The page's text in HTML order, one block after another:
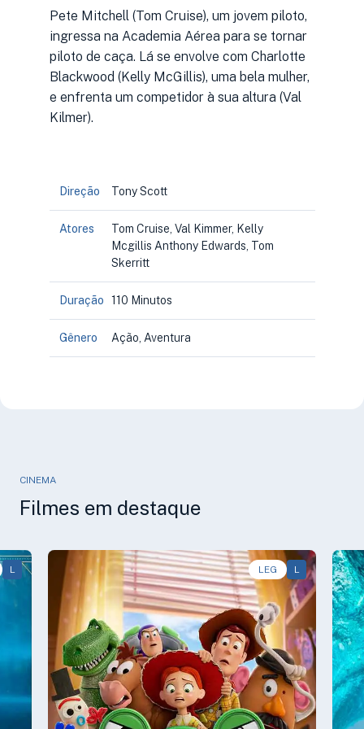
Pete Mitchell (Tom Cruise), um jovem piloto,
ingressa na Academia Aérea para se tornar
piloto de caça. Lá se envolve com Charlotte
Blackwood (Kelly McGillis), uma bela mulher,
e enfrenta um competidor à sua altura (Val
Kilmer).
Direção Tony Scott
Atores
Tom Cruise, Val Kimmer, Kelly
Mcgillis Anthony Edwards, Tom
Skerritt
Duração 110 Minutos
Gênero Ação, Aventura
CINEMA
Filmes em destaque
L LEG L
Animação, Aventura, Comédia • • 1h40